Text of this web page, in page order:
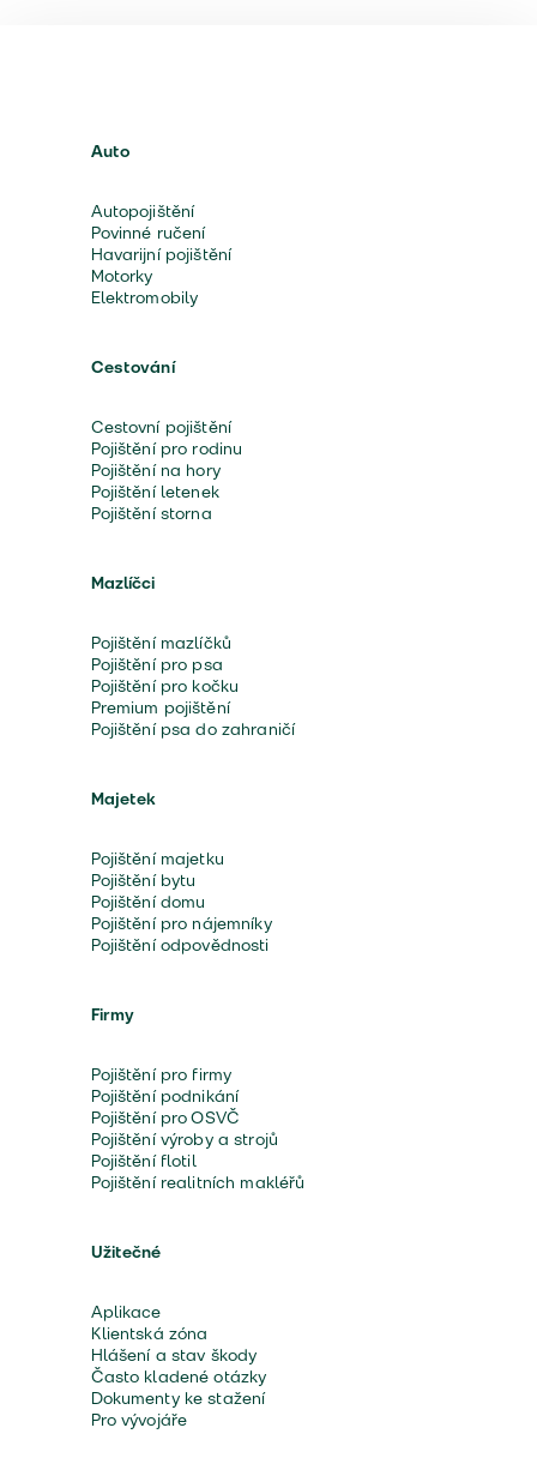
Auto
Autopojištění
Povinné ručení
Havarijní pojištění
Motorky
Elektromobily
Cestování
Cestovní pojištění
Pojištění pro rodinu
Pojištění na hory
Pojištění letenek
Pojištění storna
Mazlíčci
Pojištění mazlíčků
Pojištění pro psa
Pojištění pro kočku
Premium pojištění
Pojištění psa do zahraničí
Majetek
Pojištění majetku
Pojištění bytu
Pojištění domu
Pojištění pro nájemníky
Pojištění odpovědnosti
Firmy
Pojištění pro firmy
Pojištění podnikání
Pojištění pro OSVČ
Pojištění výroby a strojů
Pojištění flotil
Pojištění realitních makléřů
Užitečné
Aplikace
Klientská zóna
Hlášení a stav škody
Často kladené otázky
Dokumenty ke stažení
Pro vývojáře